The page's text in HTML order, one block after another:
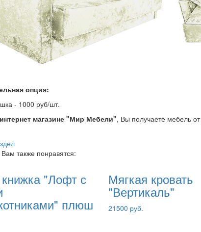
опция:
- 1000 руб/шт.
интернет магазине "Мир Мебели", Вы получаете мебель
также понравятся:
"Лофт с
плюш
Мягкая кровать
"Вертикаль"
21500 руб.